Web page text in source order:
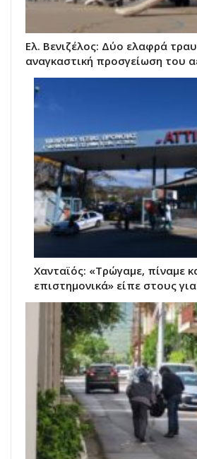
Ελ. Βενιζέλος: Δύο ελαφρά
αναγκαστική προσγείωση του
Χανταϊός: «Τρώγαμε, πίναμε
επιστημονικά» είπε στους